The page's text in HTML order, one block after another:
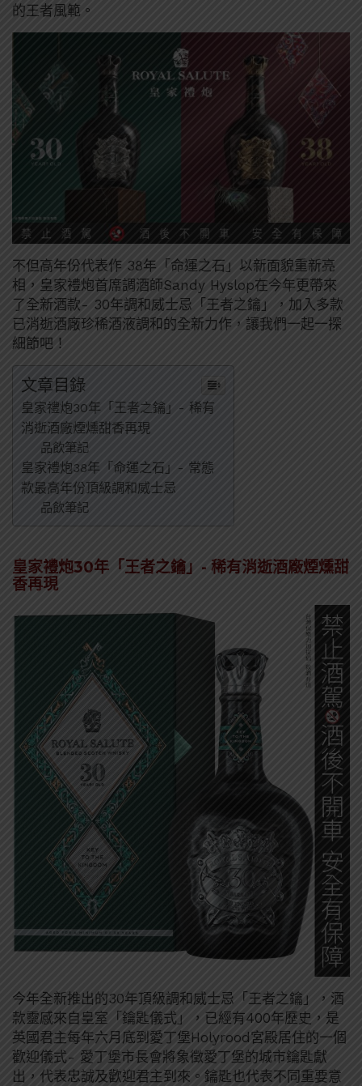
的王者風範。
不但高年份代表作 38年「命運之石」以新面貌重新亮
相，皇家禮炮首席調酒師Sandy Hyslop在今年更帶來
了全新酒款- 30年調和威士忌「王者之鑰」，加入多款
已消逝酒廠珍稀酒液調和的全新力作，讓我們一起一探
細節吧！
文章目錄
皇家禮炮30年「王者之鑰」- 稀有
消逝酒廠煙燻甜香再現
品飲筆記
皇家禮炮38年「命運之石」- 常態
款最高年份頂級調和威士忌
品飲筆記
皇家禮炮30年「王者之鑰」- 稀有消逝酒廠煙燻甜
香再現
今年全新推出的30年頂級調和威士忌「王者之鑰」，酒
款靈感來自皇室「鑰匙儀式」，已經有400年歷史，是
英國君主每年六月底到愛丁堡Holyrood宮殿居住的一個
歡迎儀式- 愛丁堡市長會將象徵愛丁堡的城市鑰匙獻
出，代表忠誠及歡迎君主到來。鑰匙也代表不同重要意